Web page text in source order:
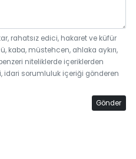
rahatsız edici, hakaret ve küfür
kaba, müstehcen, ahlaka aykırı,
niteliklerde içeriklerden
idari sorumluluk içeriği gönderen
Gönder